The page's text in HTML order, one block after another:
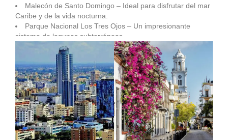
Malecón de Santo Domingo – Ideal para disfrutar del mar
Caribe y de la vida nocturna.
Parque Nacional Los Tres Ojos – Un impresionante
sistema de lagunas subterráneas.